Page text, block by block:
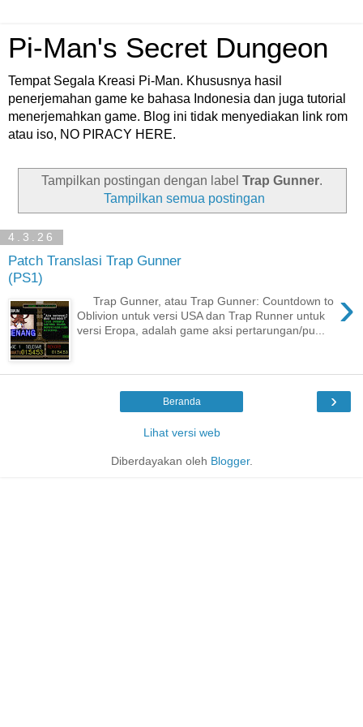
Pi-Man's Secret Dungeon
Tempat Segala Kreasi Pi-Man. Khususnya hasil
penerjemahan game ke bahasa Indonesia dan juga tutorial
menerjemahkan game. Blog ini tidak menyediakan link rom
atau iso, NO PIRACY HERE.
Tampilkan postingan dengan label Trap Gunner.
Tampilkan semua postingan
4.3.26
Patch Translasi Trap Gunner
(PS1)
›
Trap Gunner, atau Trap Gunner: Countdown to
Oblivion untuk versi USA dan Trap Runner untuk
versi Eropa, adalah game aksi pertarungan/pu...
›
Beranda
Lihat versi web
Diberdayakan oleh Blogger.